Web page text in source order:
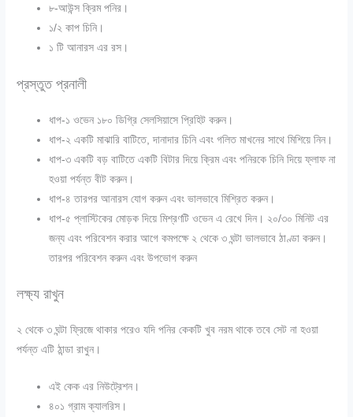
৮-আউন্স ক্রিম পনির।
১/২ কাপ চিনি।
১ টি আনারস এর রস।
প্রস্তুত প্রনালী
ধাপ-১ওভেন ১৮০ ডিগ্রি সেলসিয়াসে প্রিহিট করুন।
ধাপ-২একটি মাঝারি বাটিতে, দানাদার চিনি এবং গলিত মাখনের সাথে মিশিয়ে নিন।
ধাপ-৩একটি বড় বাটিতে একটি বিটার দিয়ে ক্রিম এবং পনিরকে চিনি দিয়ে ফ্লাফ না
হওয়া পর্যন্ত বীট করুন।
ধাপ-৪তারপর আনারস যোগ করুন এবং ভালভাবে মিশ্রিত করুন।
ধাপ-৫প্লাস্টিকের মোড়ক দিয়ে মিশ্রণটি ওভেন এ রেখে দিন। ২০/৩০ মিনিট এর
জন্য এবং পরিবেশন করার আগে কমপক্ষে ২ থেকে ৩ ঘন্টা ভালভাবে ঠাণ্ডা করুন।
তারপর পরিবেশন করুন এবং উপভোগ করুন
লক্ষ্য রাখুন
২ থেকে ৩ ঘন্টা ফ্রিজে থাকার পরেও যদি পনির কেকটি খুব নরম থাকে তবে সেট না হওয়া
পর্যন্ত এটি ঠান্ডা রাখুন।
এই কেক এর নিউট্রেশন।
৪০১ গ্রাম ক্যালরিস।